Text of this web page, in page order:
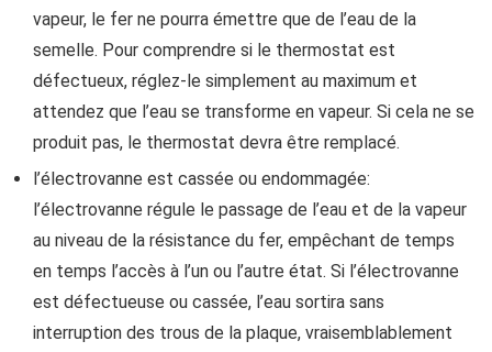
vapeur, le fer ne pourra émettre que de l’eau de la
semelle. Pour comprendre si le thermostat est
défectueux, réglez-le simplement au maximum et
attendez que l’eau se transforme en vapeur. Si cela ne se
produit pas, le thermostat devra être remplacé.
l’électrovanne est cassée ou endommagée:
l’électrovanne régule le passage de l’eau et de la vapeur
au niveau de la résistance du fer, empêchant de temps
en temps l’accès à l’un ou l’autre état. Si l’électrovanne
est défectueuse ou cassée, l’eau sortira sans
interruption des trous de la plaque, vraisemblablement